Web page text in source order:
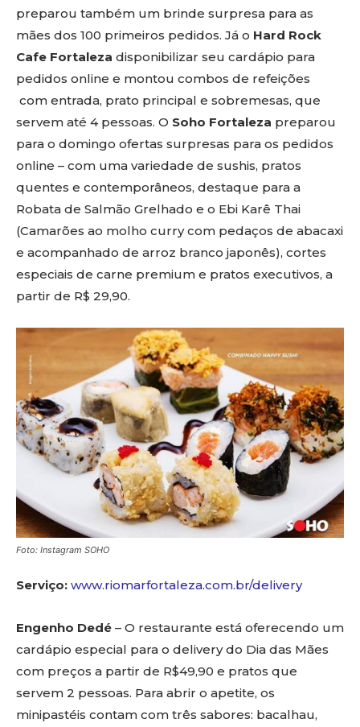
preparou também um brinde surpresa para as
mães dos 100 primeiros pedidos. Já o Hard Rock
Cafe Fortaleza disponibilizar seu cardápio para
pedidos online e montou combos de refeições
com entrada, prato principal e sobremesas, que
servem até 4 pessoas. O Soho Fortaleza preparou
para o domingo ofertas surpresas para os pedidos
online – com uma variedade de sushis, pratos
quentes e contemporâneos, destaque para a
Robata de Salmão Grelhado e o Ebi Karê Thai
(Camarões ao molho curry com pedaços de abacaxi
e acompanhado de arroz branco japonês), cortes
especiais de carne premium e pratos executivos, a
partir de R$ 29,90.
Foto: Instagram SOHO
Serviço: www.riomarfortaleza.com.br/delivery
Engenho Dedé – O restaurante está oferecendo um
cardápio especial para o delivery do Dia das Mães
com preços a partir de R$49,90 e pratos que
servem 2 pessoas. Para abrir o apetite, os
minipastéis contam com três sabores: bacalhau,